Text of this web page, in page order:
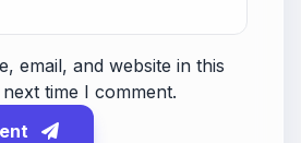
email, and website in this
time I comment.